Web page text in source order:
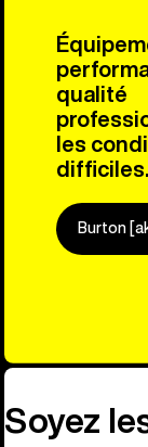
qualité
les
difficiles.
Burton
Soyez